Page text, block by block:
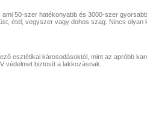
50-szer hatékonyabb és 3000-szer
étel, vegyszer vagy dohos szag. Nincs olyan
esztétikai károsodásoktól, mint az apróbb
védelmet biztosít a lakkozásnak.